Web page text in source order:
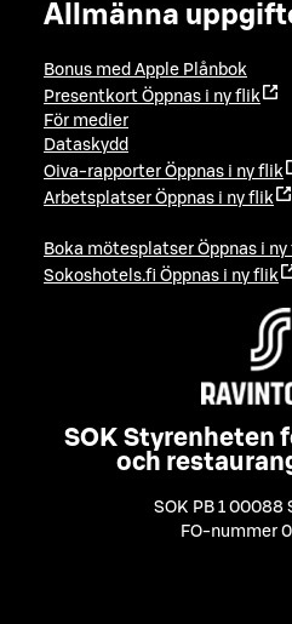
Allmänna
Bonus med Apple Plånbok
Presentkort Öppnas i ny flik
För medier
Dataskydd
Oiva-rapporter Öppnas i ny flik
Arbetsplatser Öppnas i ny flik
Boka mötesplatser Öppnas i
Sokoshotels.fi Öppnas i ny flik
SOK Styrenheten
och
SOK PB 1 00088
FO-nummer